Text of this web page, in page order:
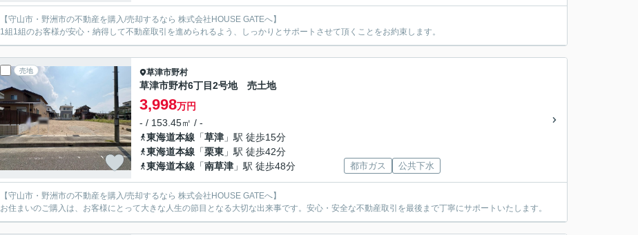
【守山市・野洲市の不動産を購入/売却するなら 株式会社HOUSE GATEへ】
1組1組のお客様が安心・納得して不動産取引を進められるよう、しっかりとサポートさせて頂くことをお約束します。
売地 草津市野村
草津市野村6丁目2号地 売土地
3,998万円
- / 153.45㎡ / -
東海道本線 「草津 」駅 徒歩15分
東海道本線 「栗東 」駅 徒歩42分
東海道本線 「南草津 」駅 徒歩48分 都市ガス 公共下水
【守山市・野洲市の不動産を購入/売却するなら 株式会社HOUSE GATEへ】
お住まいのご購入は、お客様にとって大きな人生の節目となる大切な出来事です。安心・安全な不動産取引を最後まで丁寧にサポートいたします。